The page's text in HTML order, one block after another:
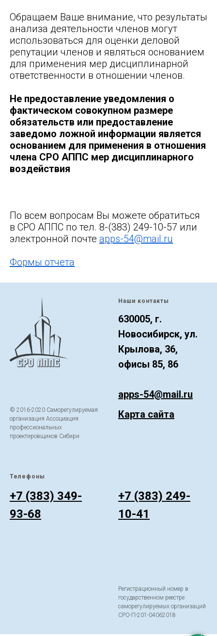
Обращаем Ваше внимание, что результаты
анализа деятельности членов могут
использоваться для оценки деловой
репутации членов и являться основанием
для применения мер дисциплинарной
ответственности в отношении членов.
Не предоставление уведомления о
фактическом совокупном размере
обязательств или предоставление
заведомо ложной информации является
основанием для применения в отношения
члена СРО АППС мер дисциплинарного
воздействия
По всем вопросам Вы можете обратиться
в СРО АППС по тел. 8-(383) 249-10-57 или
электронной почте apps-54@mail.ru
Формы отчета
© 2016-2020 Саморегулируемая
организация Ассоциация
профессиональных
проектировщиков Сибири
Наши контакты
630005, г.
Новосибирск, ул.
Крылова, 36,
офисы 85, 86
apps-54@mail.ru
Карта сайта
Телефоны
+7 (383) 349-
93-68
+7 (383) 249-
10-41
Регистрационный номер в
государственном реестре
саморегулируемых организаций
СРО-П-201-04062018